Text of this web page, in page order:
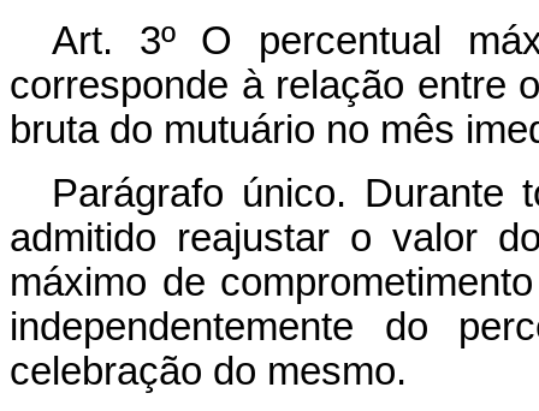
Art. 3º O percentual
corresponde à relação entre
bruta do mutuário no mês
Parágrafo único. Durante
admitido reajustar o valor
máximo de
independentemente do
celebração do mesmo.